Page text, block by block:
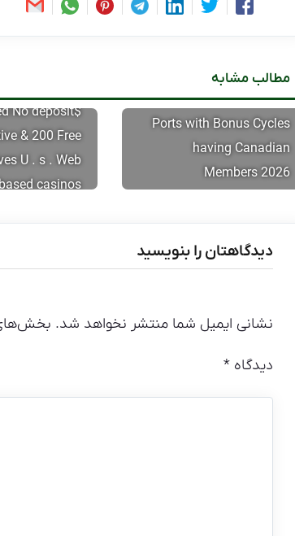
مطالب مشابه
Ports with Bonus Cycles
having Canadian
Members 2026
No deposit
& 200 Free
U . s . Web
casinos
دیدگاهتان را بنویسید
نشانی ایمیل شما منتشر نخواهد شد. بخش‌های
دیدگاه *